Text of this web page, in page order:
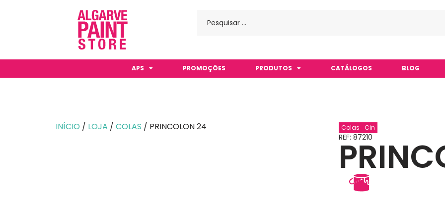
APS PROMOÇÕES PRODUTOS CATÁLOGOS BLOG
INÍCIO / LOJA / COLAS / PRINCOLON 24 Colas Cin
REF: 87210